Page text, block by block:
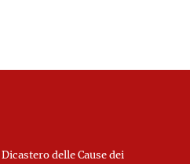
delle Cause dei